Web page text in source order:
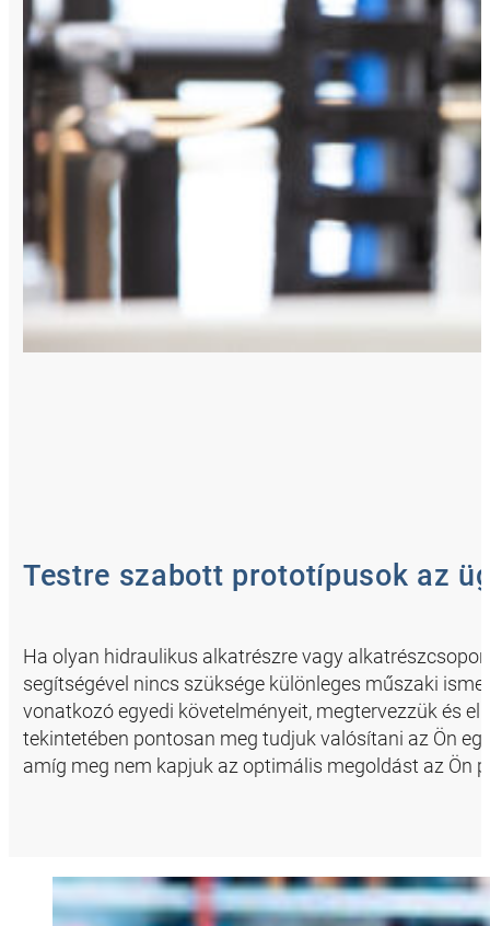
Testre szabott prototípusok az
Ha olyan hidraulikus alkatrészre vagy
segítségével nincs szüksége különleges műszaki
vonatkozó egyedi követelményeit, megtervezzük és
tekintetében pontosan meg tudjuk valósítani az Ön
amíg meg nem kapjuk az optimális megoldást az Ön